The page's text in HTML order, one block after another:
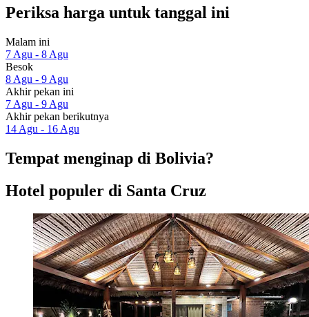
Periksa harga untuk tanggal ini
Malam ini
7 Agu - 8 Agu
Besok
8 Agu - 9 Agu
Akhir pekan ini
7 Agu - 9 Agu
Akhir pekan berikutnya
14 Agu - 16 Agu
Tempat menginap di Bolivia?
Hotel populer di Santa Cruz